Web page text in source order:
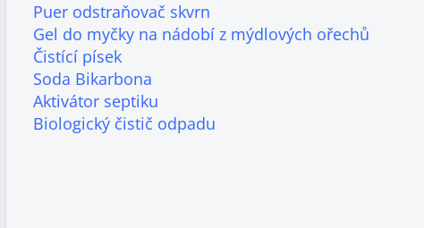
Puer odstraňovač skvrn
Gel do myčky na nádobí z mýdlových ořechů
Čistící písek
Soda Bikarbona
Aktivátor septiku
Biologický čistič odpadu